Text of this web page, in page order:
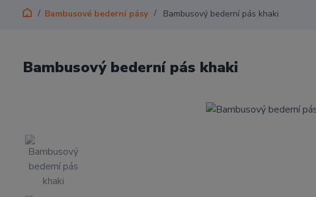
Bambusové bederní pásy Bambusový bederní pás khaki
Bambusový bederní pás khaki